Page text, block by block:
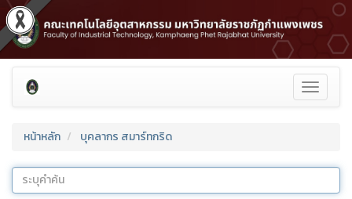
Toggle
หน้าหลัก
บุคลากร สมาร์ทกริด